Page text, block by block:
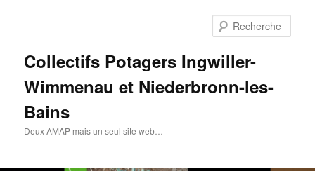
Collectifs Potagers Ingwiller-
Wimmenau et Niederbronn-les-
Bains
Deux AMAP mais un seul site web…